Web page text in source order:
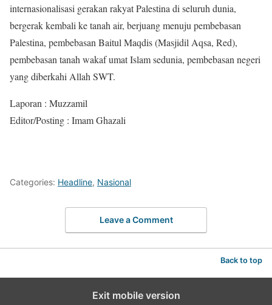
internasionalisasi gerakan rakyat Palestina di seluruh dunia,
bergerak kembali ke tanah air, berjuang menuju pembebasan
Palestina, pembebasan Baitul Maqdis (Masjidil Aqsa, Red),
pembebasan tanah wakaf umat Islam sedunia, pembebasan negeri
yang diberkahi Allah SWT.
Laporan : Muzzamil
Editor/Posting : Imam Ghazali
Categories: Headline, Nasional
Leave a Comment
Back to top
Exit mobile version